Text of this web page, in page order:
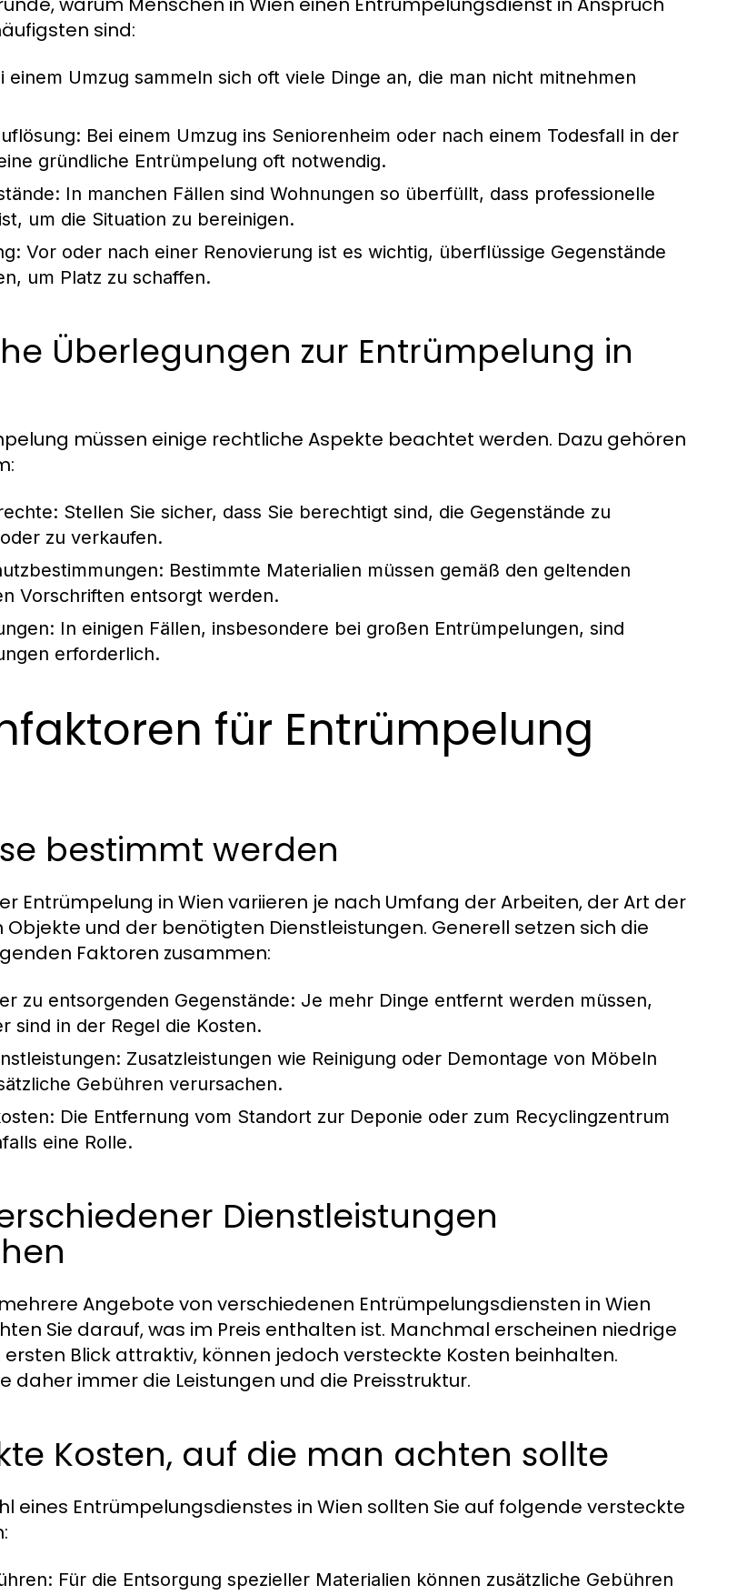
sind:
einem Umzug sammeln sich oft viele Dinge an, die man nicht mitnehmen
Bei einem Umzug ins Seniorenheim oder nach einem Todesfall in der
gründliche Entrümpelung oft notwendig.
In manchen Fällen sind Wohnungen so überfüllt, dass professionelle
um die Situation zu bereinigen.
Vor oder nach einer Renovierung ist es wichtig, überflüssige Gegenstände
um Platz zu schaffen.
Überlegungen zur Entrümpelung in
müssen einige rechtliche Aspekte beachtet werden. Dazu gehören
Stellen Sie sicher, dass Sie berechtigt sind, die Gegenstände zu
zu verkaufen.
Bestimmte Materialien müssen gemäß den geltenden
Vorschriften entsorgt werden.
In einigen Fällen, insbesondere bei großen Entrümpelungen, sind
erforderlich.
für Entrümpelung
bestimmt werden
Entrümpelung in Wien variieren je nach Umfang der Arbeiten, der Art der
Objekte und der benötigten Dienstleistungen. Generell setzen sich die
Faktoren zusammen:
zu entsorgenden Gegenstände: Je mehr Dinge entfernt werden müssen,
sind in der Regel die Kosten.
Zusatzleistungen wie Reinigung oder Demontage von Möbeln
Gebühren verursachen.
Die Entfernung vom Standort zur Deponie oder zum Recyclingzentrum
eine Rolle.
Dienstleistungen
Angebote von verschiedenen Entrümpelungsdiensten in Wien
Sie darauf, was im Preis enthalten ist. Manchmal erscheinen niedrige
ersten Blick attraktiv, können jedoch versteckte Kosten beinhalten.
daher immer die Leistungen und die Preisstruktur.
Kosten, auf die man achten sollte
eines Entrümpelungsdienstes in Wien sollten Sie auf folgende versteckte
Für die Entsorgung spezieller Materialien können zusätzliche Gebühren